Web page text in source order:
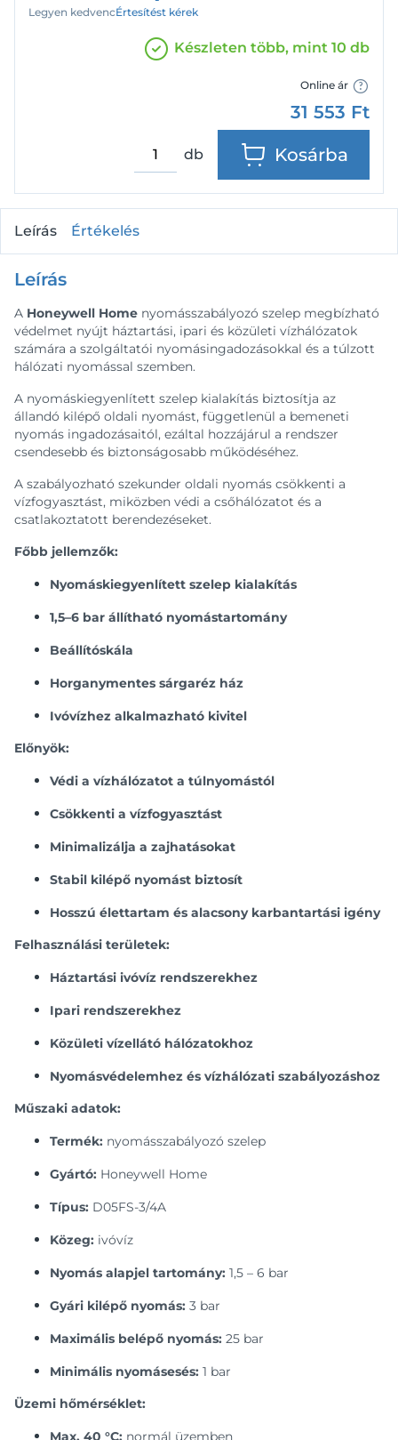
Legyen kedvencÉrtesítést kérek
Készleten több, mint 10 db
Online ár
31 553 Ft
db Kosárba
Leírás Értékelés
Leírás
A Honeywell Home nyomásszabályozó szelep megbízható
védelmet nyújt háztartási, ipari és közületi vízhálózatok
számára a szolgáltatói nyomásingadozásokkal és a túlzott
hálózati nyomással szemben.
A nyomáskiegyenlített szelep kialakítás biztosítja az
állandó kilépő oldali nyomást, függetlenül a bemeneti
nyomás ingadozásaitól, ezáltal hozzájárul a rendszer
csendesebb és biztonságosabb működéséhez.
A szabályozható szekunder oldali nyomás csökkenti a
vízfogyasztást, miközben védi a csőhálózatot és a
csatlakoztatott berendezéseket.
Főbb jellemzők:
Nyomáskiegyenlített szelep kialakítás
1,5–6 bar állítható nyomástartomány
Beállítóskála
Horganymentes sárgaréz ház
Ivóvízhez alkalmazható kivitel
Előnyök:
Védi a vízhálózatot a túlnyomástól
Csökkenti a vízfogyasztást
Minimalizálja a zajhatásokat
Stabil kilépő nyomást biztosít
Hosszú élettartam és alacsony karbantartási igény
Felhasználási területek:
Háztartási ivóvíz rendszerekhez
Ipari rendszerekhez
Közületi vízellátó hálózatokhoz
Nyomásvédelemhez és vízhálózati szabályozáshoz
Műszaki adatok:
Termék: nyomásszabályozó szelep
Gyártó: Honeywell Home
Típus: D05FS-3/4A
Közeg: ivóvíz
Nyomás alapjel tartomány: 1,5 – 6 bar
Gyári kilépő nyomás: 3 bar
Maximális belépő nyomás: 25 bar
Minimális nyomásesés: 1 bar
Üzemi hőmérséklet:
Max. 40 °C: normál üzemben